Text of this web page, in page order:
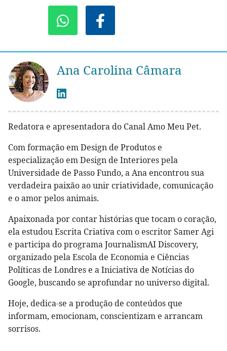
Ana Carolina Câmara
Redatora e apresentadora do Canal Amo Meu Pet.
Com formação em Design de Produtos e
especialização em Design de Interiores pela
Universidade de Passo Fundo, a Ana encontrou sua
verdadeira paixão ao unir criatividade, comunicação
e o amor pelos animais.
Apaixonada por contar histórias que tocam o coração,
ela estudou Escrita Criativa com o escritor Samer Agi
e participa do programa JournalismAI Discovery,
organizado pela Escola de Economia e Ciências
Políticas de Londres e a Iniciativa de Notícias do
Google, buscando se aprofundar no universo digital.
Hoje, dedica-se a produção de conteúdos que
informam, emocionam, conscientizam e arrancam
sorrisos.